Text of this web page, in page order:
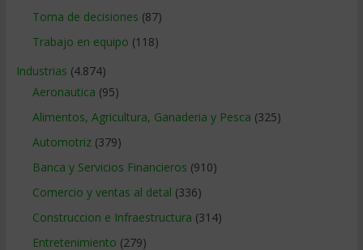
Toma de decisiones (87)
Trabajo en equipo (118)
Industrias (4.874)
Aeronautica (95)
Alimentos, Agricultura, Ganaderia y Pesca (325)
Automotriz(379)
Banca y Servicios Financieros (910)
Comercio y ventas al detal (336)
Construccion e Infraestructura (314)
Entretenimiento (279)